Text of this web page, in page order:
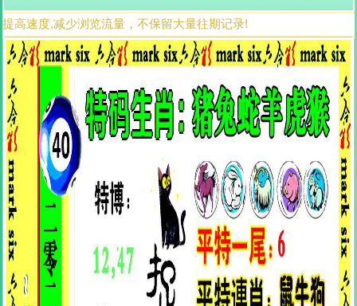
提高速度,减少浏览流量，不保留大量往期记录!